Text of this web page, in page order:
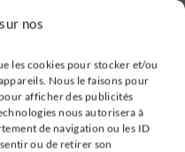
nos
les cookies pour stocker et/ou
Nous le faisons pour
afficher des publicités
nous autorisera à
de navigation ou les ID
ou de retirer son
toilettes
de l’empreinte